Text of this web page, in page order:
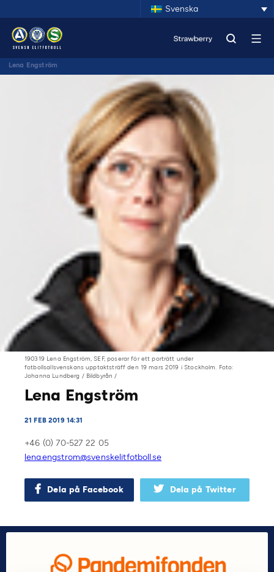
Svenska
Lena Engström
190319 Lena Engström, SEF, poserar för ett porträtt under
fotbollsallsvenskans upptaktsträff den 19 mars 2019 i Stockholm. Foto:
Johanna Lundberg / Bildbyrån /
Lena Engström
21 FEB 2019 14:31
+46 (0) 70-527 22 05
lena.engstrom@svenskelitfotboll.se
Dela på Facebook Dela på Twitter